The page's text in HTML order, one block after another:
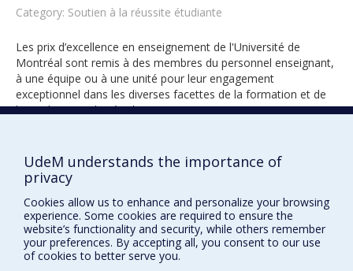
Category: Soutien à la réussite étudiante
Les prix d’excellence en enseignement de l'Université de
Montréal sont remis à des membres du personnel enseignant,
à une équipe ou à une unité pour leur engagement
exceptionnel dans les diverses facettes de la formation et de
l’encadrement des étudiants.
UdeM understands the importance of
privacy
Cookies allow us to enhance and personalize your browsing
experience. Some cookies are required to ensure the
website’s functionality and security, while others remember
your preferences. By accepting all, you consent to our use
of cookies to better serve you.